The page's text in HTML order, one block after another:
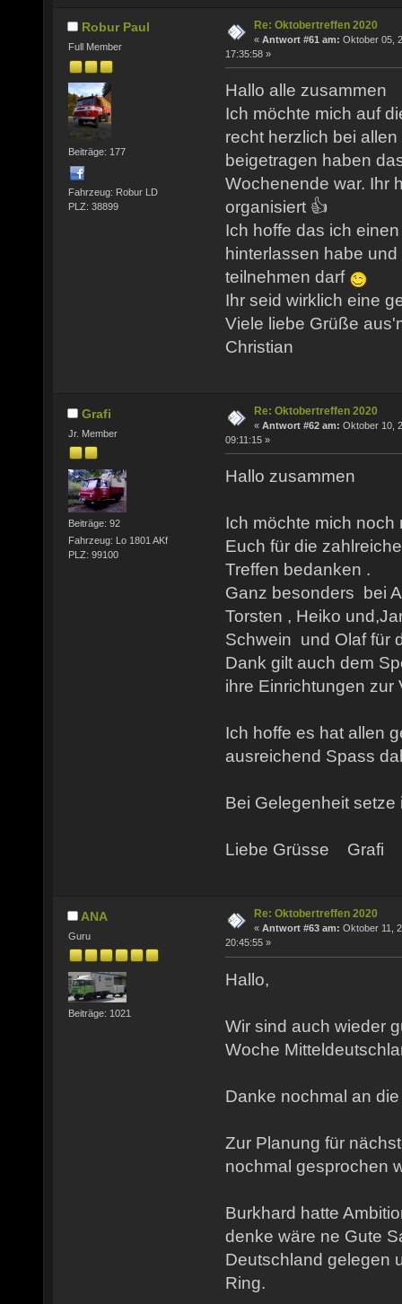
Robur Paul
Full Member
Beiträge: 177
Fahrzeug: Robur LD
PLZ: 38899
Re: Oktobertreffen 2020
« Antwort #61 am: Oktober 05,
17:35:58 »
Hallo alle zusammen
Ich möchte mich auf
recht herzlich bei
beigetragen haben
Wochenende war. Ihr
organisiert 👍
Ich hoffe das ich
hinterlassen habe
teilnehmen darf
Ihr seid wirklich eine
Viele liebe Grüße
Christian
Grafi
Jr. Member
Beiträge: 92
Fahrzeug: Lo 1801 AKf
PLZ: 99100
Re: Oktobertreffen 2020
« Antwort #62 am: Oktober 10,
09:11:15 »
Hallo zusammen
Ich möchte mich noch
Euch für die
Treffen bedanken .
Ganz besonders bei
Torsten , Heiko
Schwein und Olaf für
Dank gilt auch dem
ihre Einrichtungen zur
Ich hoffe es hat allen
ausreichend Spass
Bei Gelegenheit
Liebe Grüsse Grafi
ANA
Guru
Beiträge: 1021
Re: Oktobertreffen 2020
« Antwort #63 am: Oktober 11,
20:45:55 »
Hallo,
Wir sind auch wieder
Woche
Danke nochmal an
Zur Planung für
nochmal gesprochen
Burkhard hatte
denke wäre ne Gute
Deutschland gelegen
Ring.